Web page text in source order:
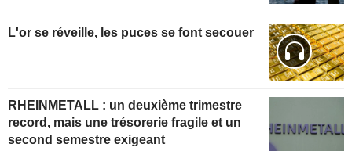
L'or se réveille, les puces se font secouer
RHEINMETALL : un deuxième trimestre
record, mais une trésorerie fragile et un
second semestre exigeant